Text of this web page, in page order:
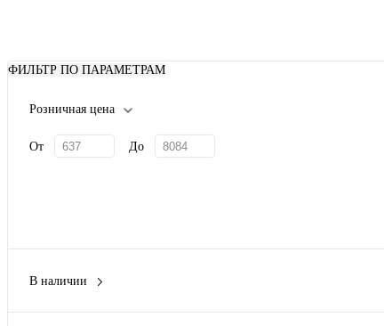
ФИЛЬТР ПО ПАРАМЕТРАМ
Розничная цена
От До
В наличии